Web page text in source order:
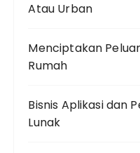
Atau Urban
Menciptakan
Rumah
Bisnis Aplikasi dan
Lunak